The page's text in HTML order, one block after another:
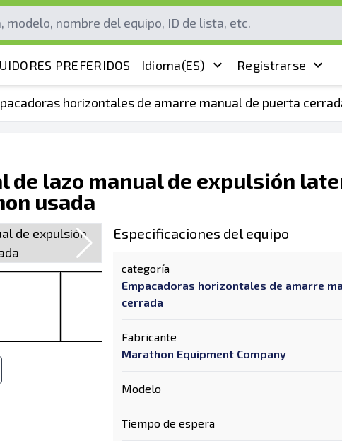
PREFERIDOS Idioma(ES) Registrarse
horizontales de amarre manual de puerta
de lazo manual de expulsión
usada
Especificaciones del equipo
categoría
Empacadoras horizontales de amarre
cerrada
Fabricante
Marathon Equipment Company
Modelo
Tiempo de espera